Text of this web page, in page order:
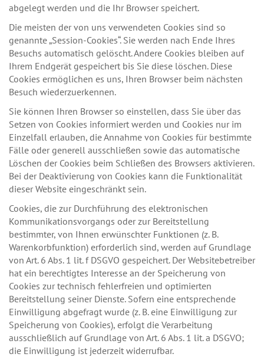
abgelegt werden und die Ihr Browser speichert.
Die meisten der von uns verwendeten Cookies sind so
genannte „Session-Cookies“. Sie werden nach Ende Ihres
Besuchs automatisch gelöscht. Andere Cookies bleiben auf
Ihrem Endgerät gespeichert bis Sie diese löschen. Diese
Cookies ermöglichen es uns, Ihren Browser beim nächsten
Besuch wiederzuerkennen.
Sie können Ihren Browser so einstellen, dass Sie über das
Setzen von Cookies informiert werden und Cookies nur im
Einzelfall erlauben, die Annahme von Cookies für bestimmte
Fälle oder generell ausschließen sowie das automatische
Löschen der Cookies beim Schließen des Browsers aktivieren.
Bei der Deaktivierung von Cookies kann die Funktionalität
dieser Website eingeschränkt sein.
Cookies, die zur Durchführung des elektronischen
Kommunikationsvorgangs oder zur Bereitstellung
bestimmter, von Ihnen erwünschter Funktionen (z. B.
Warenkorbfunktion) erforderlich sind, werden auf Grundlage
von Art. 6 Abs. 1 lit. f DSGVO gespeichert. Der Websitebetreiber
hat ein berechtigtes Interesse an der Speicherung von
Cookies zur technisch fehlerfreien und optimierten
Bereitstellung seiner Dienste. Sofern eine entsprechende
Einwilligung abgefragt wurde (z. B. eine Einwilligung zur
Speicherung von Cookies), erfolgt die Verarbeitung
ausschließlich auf Grundlage von Art. 6 Abs. 1 lit. a DSGVO;
die Einwilligung ist jederzeit widerrufbar.